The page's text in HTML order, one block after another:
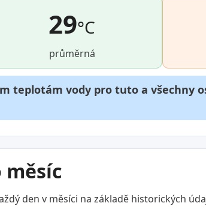
29°C
průměrná
teplotám vody pro tuto a všechny
den v měsíci na základě historických